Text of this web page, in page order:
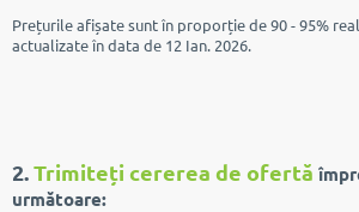
Prețurile afișate sunt în proporție de 90 - 95%
actualizate în data de 12 Ian. 2026.
2.Trimiteți cererea de ofertă
următoare: